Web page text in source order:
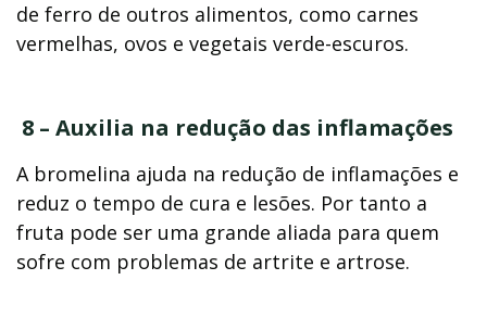
de ferro de outros alimentos, como carnes
vermelhas, ovos e vegetais verde-escuros.
8 – Auxilia na redução das inflamações
A bromelina ajuda na redução de inflamações e
reduz o tempo de cura e lesões. Por tanto a
fruta pode ser uma grande aliada para quem
sofre com problemas de artrite e artrose.